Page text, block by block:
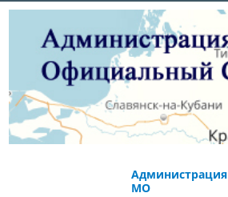
Администрация
МО